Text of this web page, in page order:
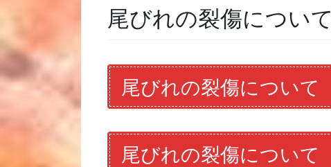
尾びれの裂傷について
尾びれの裂傷について
尾びれの裂傷について